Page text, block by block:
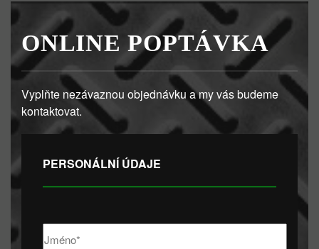
ONLINE POPTÁVKA
Vyplňte nezávaznou objednávku a my vás budeme
kontaktovat.
PERSONÁLNÍ ÚDAJE